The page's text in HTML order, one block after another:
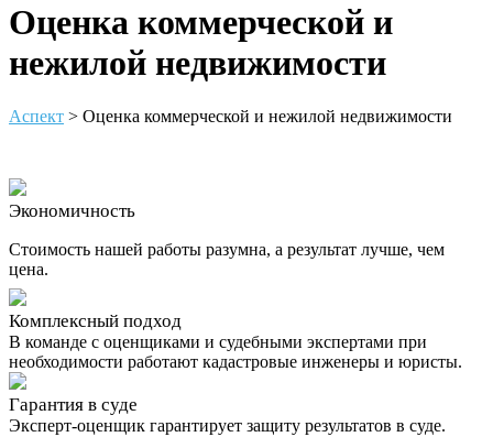
Оценка коммерческой и
нежилой недвижимости
Аспект > Оценка коммерческой и нежилой недвижимости
Экономичность
Стоимость нашей работы разумна, а результат лучше, чем
цена.
Комплексный подход
В команде с оценщиками и судебными экспертами при
необходимости работают кадастровые инженеры и юристы.
Гарантия в суде
Эксперт-оценщик гарантирует защиту результатов в суде.